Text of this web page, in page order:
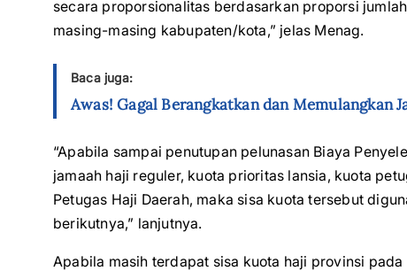
secara proporsionalitas berdasarkan proporsi
masing-masing kabupaten/kota,” jelas Menag.
Baca juga:
Awas! Gagal Berangkatkan dan Memulangkan
“Apabila sampai penutupan pelunasan Biaya
jamaah haji reguler, kuota prioritas lansia, kuota
Petugas Haji Daerah, maka sisa kuota tersebut
berikutnya,” lanjutnya.
Apabila masih terdapat sisa kuota haji provinsi